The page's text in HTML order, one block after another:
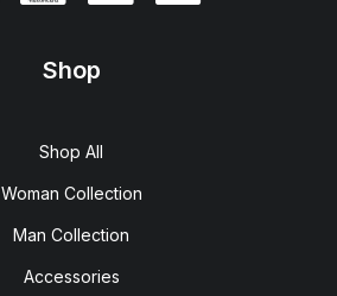
Shop
Shop All
Woman Collection
Man Collection
Accessories